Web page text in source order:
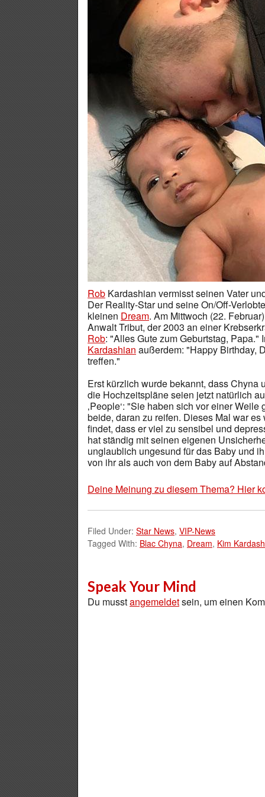
Rob Kardashian vermisst seinen Vater
Der Reality-Star und seine On/Off-
kleinen Dream. Am Mittwoch (22.
Anwalt Tribut, der 2003 an einer
Rob: "Alles Gute zum Geburtstag,
Kardashian außerdem: "Happy Birthday,
treffen."
Erst kürzlich wurde bekannt, dass
die Hochzeitspläne seien jetzt natürlich
‚People‘: "Sie haben sich vor einer
beide, daran zu reifen. Dieses Mal war
findet, dass er viel zu sensibel und
hat ständig mit seinen eigenen
unglaublich ungesund für das Baby und
von ihr als auch von dem Baby auf
Deine Meinung zu diesem Thema? Hier
Filed Under: Star News, VIP-News
Tagged With: Blac Chyna, Dream, Kim
Speak Your Mind
Du musstangemeldetsein, um einen